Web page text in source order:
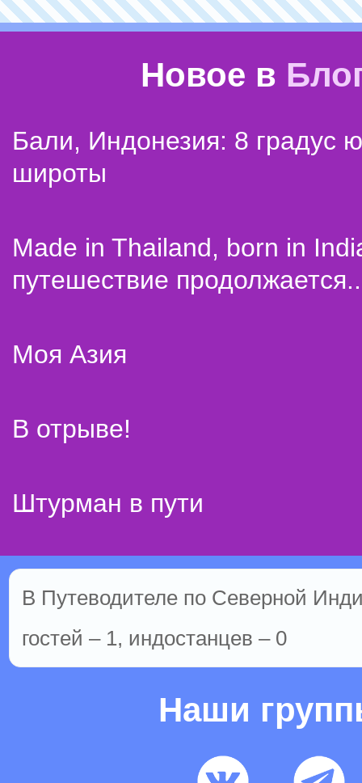
Новое в
Бали, Индонезия: 8 градус
широты
Made in Thailand, born in
путешествие
Моя Азия
В отрыве!
Штурман в пути
В Путеводителе по Северной
гостей – 1, индостанцев – 0
Наши